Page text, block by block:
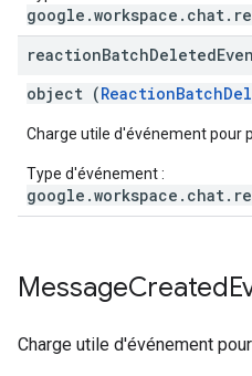
reactionBatchDeleted
object (
Charge utile d'événement pour
Type d'événement :
MessageCreated
Charge utile d'événement